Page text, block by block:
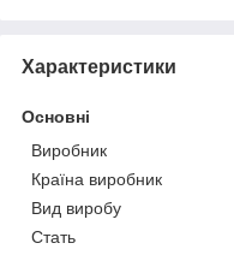
Характеристики
Основні
Виробник
Країна виробник
Вид виробу
Стать